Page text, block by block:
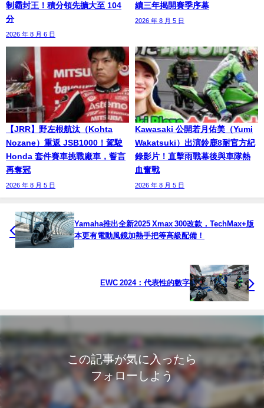
制霸封王！積分領先擴大至 104
分
2026 年 8 月 6 日
續三年揭開賽季序幕
2026 年 8 月 5 日
【JRR】野左根航汰（Kohta
Nozane）重返 JSB1000！駕駛
Honda 套件賽車挑戰廠車，誓言
再奪冠
2026 年 8 月 5 日
Kawasaki 公開若月佑美（Yumi
Wakatsuki）出演鈴鹿8耐官方紀
錄影片！直擊雨戰幕後與車隊熱
血奮戰
2026 年 8 月 5 日
Yamaha推出全新2025 Xmax 300改款，TechMax+版
本更有電動風鏡加熱手把等高級配備！
EWC 2024：代表性的數字
この記事が気に入ったら
フォローしよう